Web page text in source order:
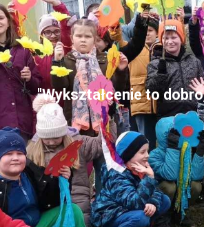
"Wykształcenie to